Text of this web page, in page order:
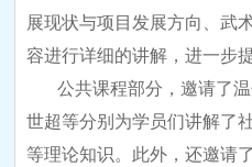
展现状与项目发展方向、武
容进行详细的讲解，进一步
公共课程部分，邀请了
世超等分别为学员们讲解了
等理论知识。此外，还邀请